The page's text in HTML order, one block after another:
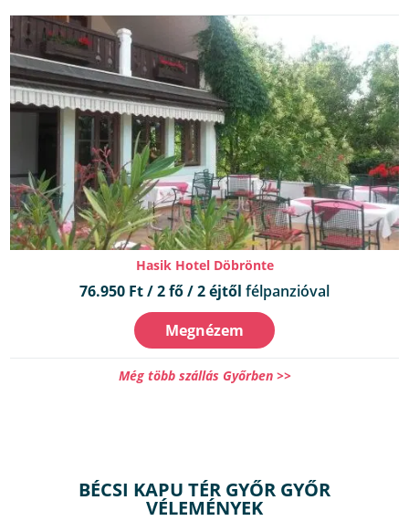
Hasik Hotel Döbrönte
76.950 Ft / 2 fő / 2 éjtől félpanzióval
Megnézem
Még több szállás Győrben >>
BÉCSI KAPU TÉR GYŐR GYŐR
VÉLEMÉNYEK